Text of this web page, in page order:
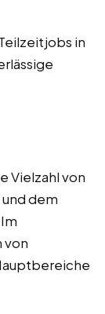
in
Vielzahl von
dem
von